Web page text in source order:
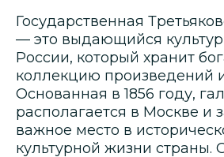
Государственная
— это выдающийся
России, который хранит
коллекцию произведений
Основанная в 1856 году,
располагается в Москве и
важное место в
культурной жизни страны.